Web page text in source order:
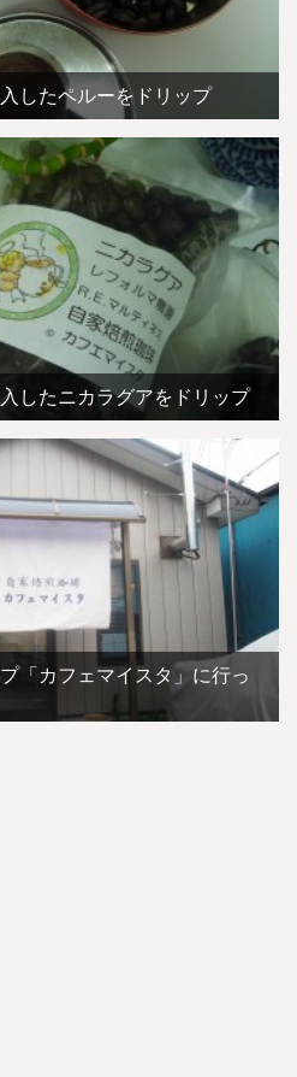
したペルーをドリップ
したニカラグアをドリップ
「カフェマイスタ」に行っ